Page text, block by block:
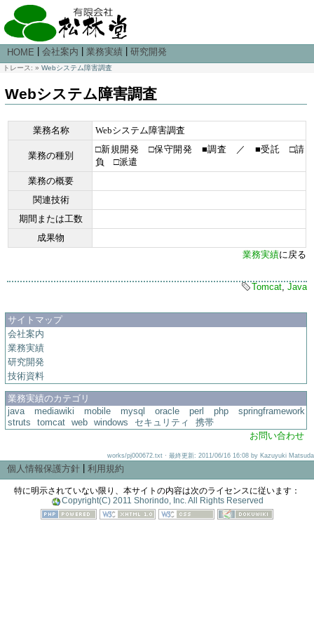
HOME 会社案内 業務実績| 研究開発
トレース: » Webシステム障害調査
Webシステム障害調査
業務名称 Webシステム障害調査
業務の種別
□新規開発 □保守開発 ■調査 ／ ■受託 □請
負 □派遣
業務の概要
関連技術
期間または工数
成果物
業務実績に戻る
Tomcat, Java
サイトマップ
会社案内
業務実績
研究開発
技術資料
業務実績のカテゴリ
java
mediawiki mobile mysql oracle perl php
springframework
struts
tomcat web windows セキュリティ
携帯
お問い合わせ
works/pj000672.txt · 最終更新: 2011/06/16 16:08 by Kazuyuki Matsuda
個人情報保護方針| 利用規約
特に明示されていない限り、本サイトの内容は次のライセンスに従います：
Copyright(C) 2011 Shorindo, Inc. All Rights Reserved